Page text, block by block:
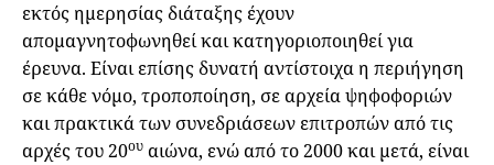
εκτός ημερησίας διάταξης έχουν
απομαγνητοφωνηθεί και κατηγοριοποιηθεί για
έρευνα. Είναι επίσης δυνατή αντίστοιχα η περιήγηση
σε κάθε νόμο, τροποποίηση, σε αρχεία ψηφοφοριών
και πρακτικά των συνεδριάσεων επιτροπών από τις
αρχές του 20ου αιώνα, ενώ από το 2000 και μετά, είναι